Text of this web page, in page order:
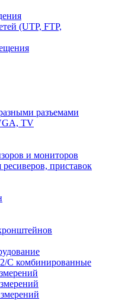
(UTP, FTP,
разъемами
TV
и мониторов
приставок
C комбинированные